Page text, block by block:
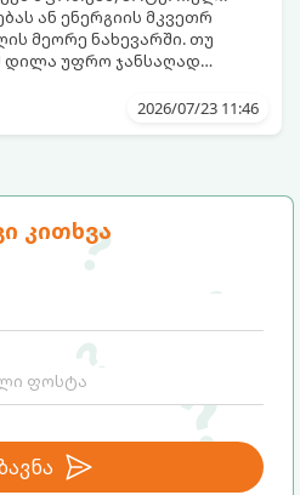
კითხვა
ან ენერგიის მკვეთრ
მეორე ნახევარში. თუ
დილა უფრო ჯანსაღად
ექსპერტები ყავის სამ
სასურველი სასმელი:2026/07/23 11:46